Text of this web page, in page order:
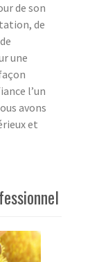
de son
de
une
l’un
avons
et